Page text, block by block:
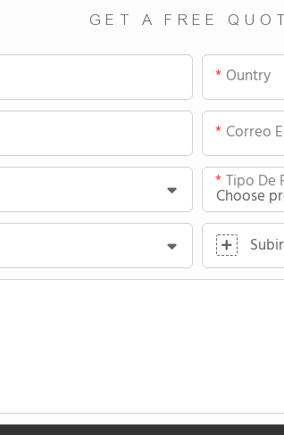
GET A FREE
Ountry
Correo
Tipo De